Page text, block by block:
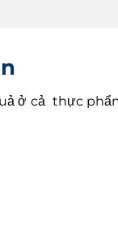
ở cả thực